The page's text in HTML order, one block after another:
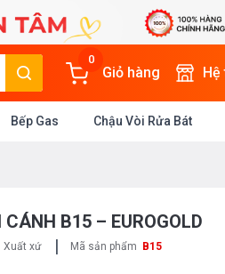
0
Giỏ hàng
Bếp Gas Chậu Vòi Rửa Bát
B15 – EUROGOLD
Xuất xứ | Mã sản phẩm B15